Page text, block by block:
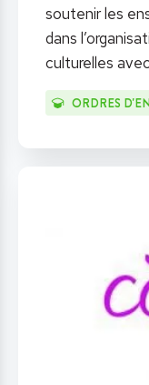
soutenir les
dans
culturelles
ORDRES